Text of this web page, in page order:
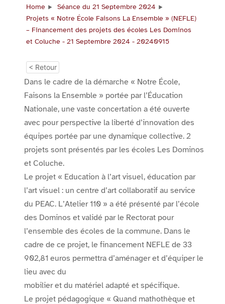
Home
Séance du 21 Septembre 2024
Projets « Notre École Faisons La Ensemble » (NEFLE)
– Financement des projets des écoles Les Dominos
et Coluche - 21 Septembre 2024 - 20240915
< Retour
Dans le cadre de la démarche « Notre École,
Faisons la Ensemble » portée par l’Éducation
Nationale, une vaste concertation a été ouverte
avec pour perspective la liberté d’innovation des
équipes portée par une dynamique collective. 2
projets sont présentés par les écoles Les Dominos
et Coluche.
Le projet « Education à l’art visuel, éducation par
l’art visuel : un centre d’art collaboratif au service
du PEAC. L’Atelier 110 » a été présenté par l’école
des Dominos et validé par le Rectorat pour
l’ensemble des écoles de la commune. Dans le
cadre de ce projet, le financement NEFLE de 33
902,81 euros permettra d’aménager et d’équiper le
lieu avec du
mobilier et du matériel adapté et spécifique.
Le projet pédagogique « Quand mathothèque et